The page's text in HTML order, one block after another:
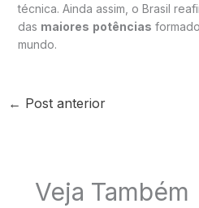
técnica. Ainda assim, o Brasil
das maiores potências
mundo.
← Post anterior
Veja Também